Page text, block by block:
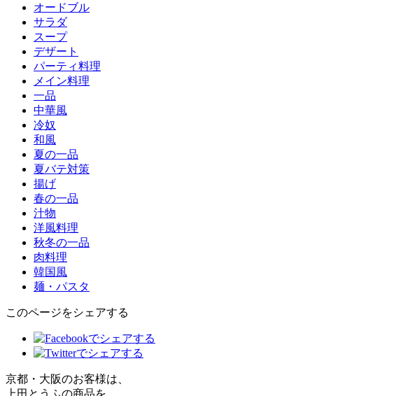
オードブル
サラダ
スープ
デザート
パーティ料理
メイン料理
一品
中華風
冷奴
和風
夏の一品
夏バテ対策
揚げ
春の一品
汁物
洋風料理
秋冬の一品
肉料理
韓国風
麺・パスタ
このページをシェアする
京都・大阪のお客様は、